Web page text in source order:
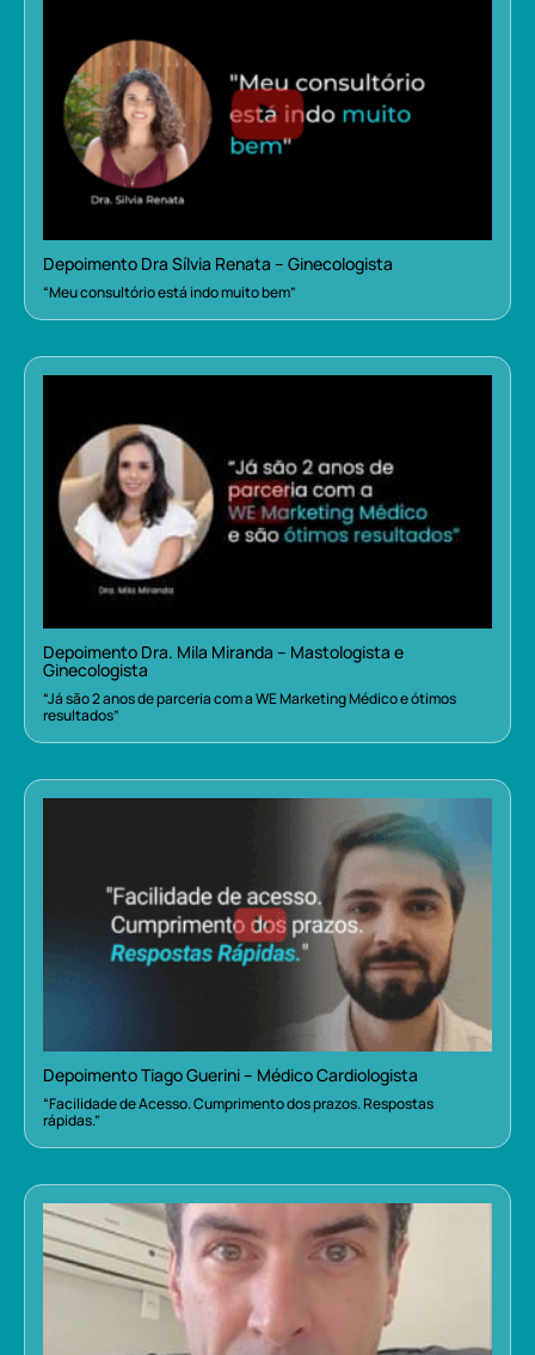
Depoimento Dra Sílvia Renata – Ginecologista
“Meu consultório está indo muito bem”
Depoimento Dra. Mila Miranda – Mastologista e
Ginecologista
“Já são 2 anos de parceria com a WE Marketing Médico e ótimos
resultados”
Depoimento Tiago Guerini – Médico Cardiologista
“Facilidade de Acesso. Cumprimento dos prazos. Respostas
rápidas.”